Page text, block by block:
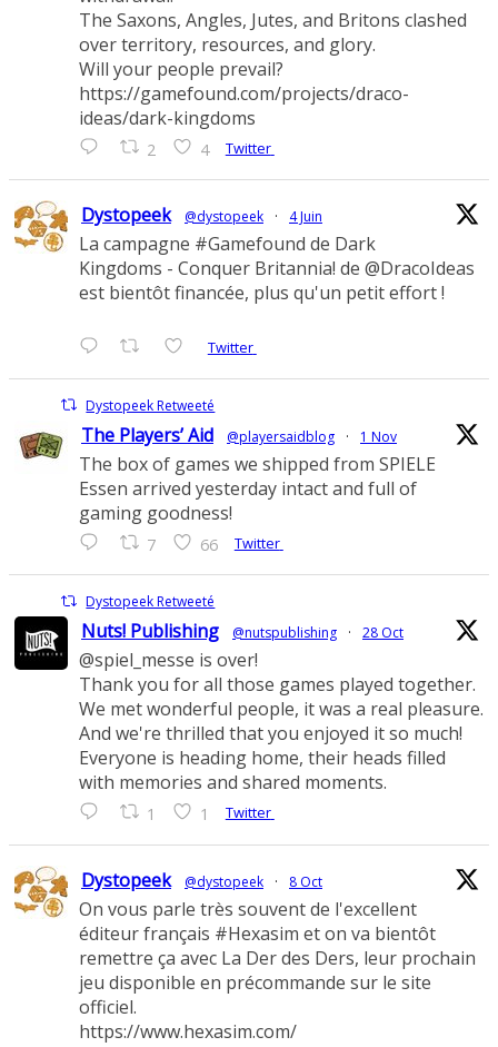
The Saxons, Angles, Jutes, and Britons clashed
over territory, resources, and glory.
Will your people prevail?
https://gamefound.com/projects/draco-
ideas/dark-kingdoms
2 4 Twitter
Dystopeek @dystopeek · 4 Juin
La campagne #Gamefound de Dark
Kingdoms - Conquer Britannia! de @DracoIdeas
est bientôt financée, plus qu'un petit effort !
Twitter
Dystopeek Retweeté
The Players’ Aid @playersaidblog · 1 Nov
The box of games we shipped from SPIELE
Essen arrived yesterday intact and full of
gaming goodness!
7 66 Twitter
Dystopeek Retweeté
Nuts! Publishing @nutspublishing · 28 Oct
@spiel_messe is over!
Thank you for all those games played together.
We met wonderful people, it was a real pleasure.
And we're thrilled that you enjoyed it so much!
Everyone is heading home, their heads filled
with memories and shared moments.
1 1 Twitter
Dystopeek @dystopeek · 8 Oct
On vous parle très souvent de l'excellent
éditeur français #Hexasim et on va bientôt
remettre ça avec La Der des Ders, leur prochain
jeu disponible en précommande sur le site
officiel.
https://www.hexasim.com/